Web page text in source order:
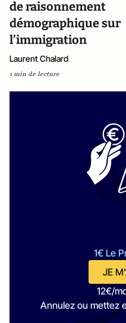
de raisonnement
démographique sur
l’immigration
Laurent Chalard
1 min de lecture
1€ Le
JE
12€/
Annulez ou mettez